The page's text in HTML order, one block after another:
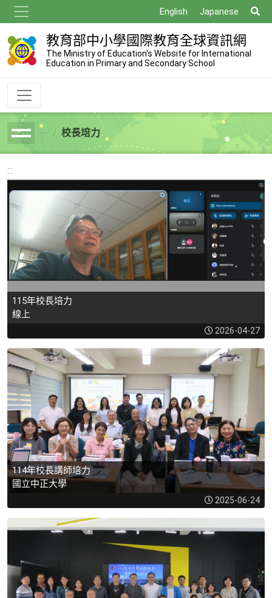
到
主
要
內
English Japanese
尋
教育部中小學國際教育全球資訊網
The Ministry of Education's Website for International
Education in Primary and Secondary School
breadcrumb校長培力
:::
115年校長培力
線上
2026-04-27
114年校長講師培力
國立中正大學
2025-06-24